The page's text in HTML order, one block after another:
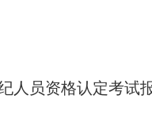
人员资格认定考试